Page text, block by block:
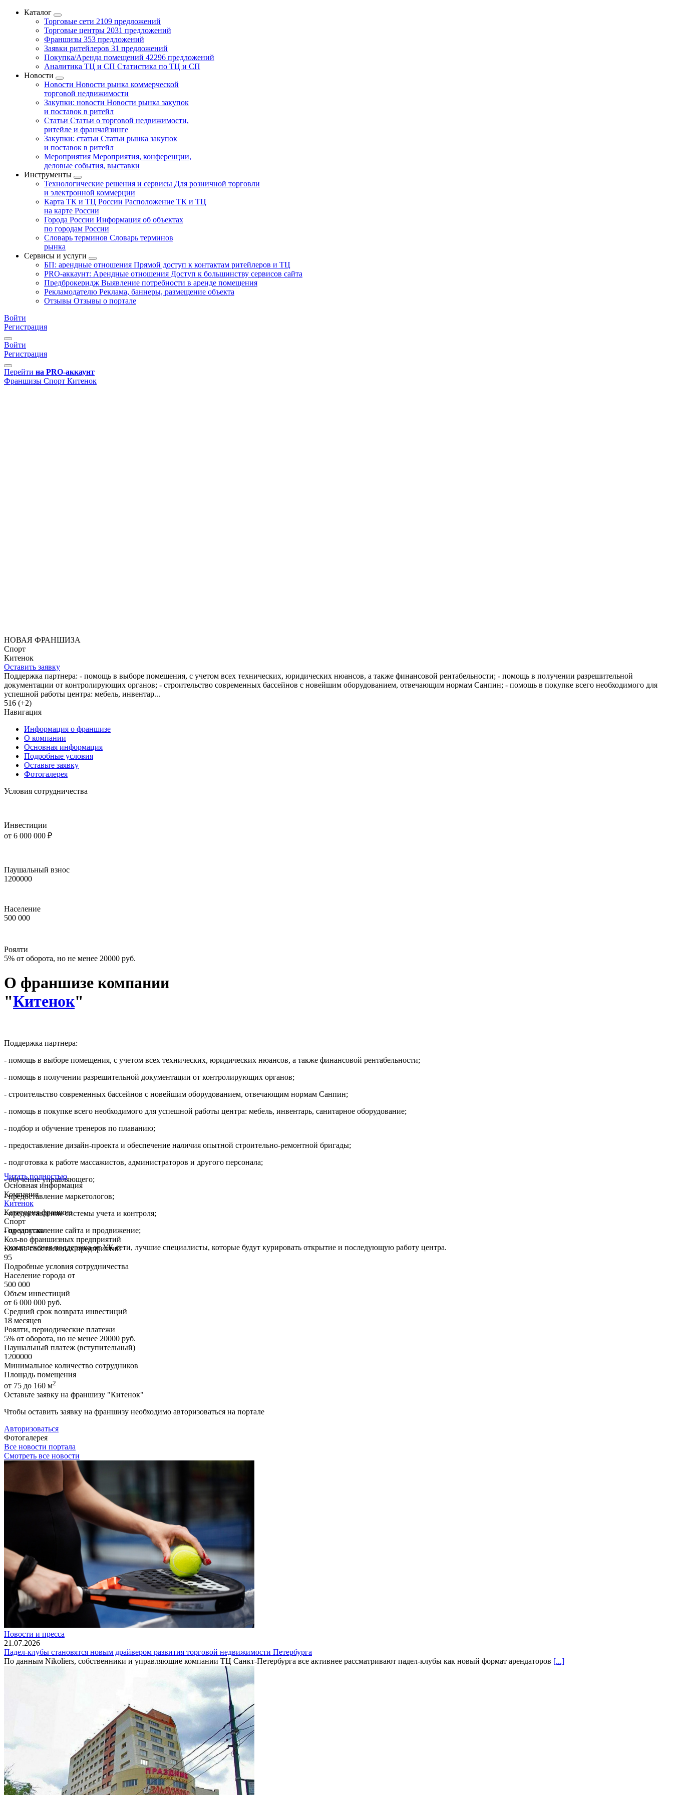
Каталог
Торговые сети 2109 предложений
Торговые центры 2031 предложений
Франшизы 353 предложений
Заявки ритейлеров 31 предложений
Покупка/Аренда помещений 42296 предложений
Аналитика ТЦ и СП Статистика по ТЦ и СП
Новости
Новости Новости рынка коммерческой
торговой недвижимости
Закупки: новости Новости рынка закупок
и поставок в ритейл
Статьи Статьи о торговой недвижимости,
ритейле и франчайзинге
Закупки: статьи Статьи рынка закупок
и поставок в ритейл
Мероприятия Мероприятия, конференции,
деловые события, выставки
Инструменты
Технологические решения и сервисы Для розничной торговли
и электронной коммерции
Карта ТК и ТЦ России Расположение ТК и ТЦ
на карте России
Города России Информация об объектах
по городам России
Словарь терминов Словарь терминов
рынка
Сервисы и услуги
БП: арендные отношения Прямой доступ к контактам ритейлеров и ТЦ
PRO-аккаунт: Арендные отношения Доступ к большинству сервисов сайта
Предброкеридж Выявление потребности в аренде помещения
Рекламодателю Реклама, баннеры, размещение объекта
Отзывы Отзывы о портале
Войти
Регистрация
Войти
Регистрация
Перейти на PRO-аккаунт
Франшизы Спорт Китенок
НОВАЯ ФРАНШИЗА
Спорт
Китенок
Оставить заявку
Поддержка партнера: - помощь в выборе помещения, с учетом всех технических, юридических нюансов, а также финансовой рентабельности; - помощь в получении разрешительной
документации от контролирующих органов; - строительство современных бассейнов с новейшим оборудованием, отвечающим нормам Санпин; - помощь в покупке всего необходимого для
успешной работы центра: мебель, инвентар...
516 (+2)
Навигация
Информация о франшизе
О компании
Основная информация
Подробные условия
Оставьте заявку
Фотогалерея
Условия сотрудничества
Инвестиции
от 6 000 000 ₽
Паушальный взнос
1200000
Население
500 000
Роялти
5% от оборота, но не менее 20000 руб.
О франшизе компании
"Китенок"
Поддержка партнера:
- помощь в выборе помещения, с учетом всех технических, юридических нюансов, а также финансовой рентабельности;
- помощь в получении разрешительной документации от контролирующих органов;
- строительство современных бассейнов с новейшим оборудованием, отвечающим нормам Санпин;
- помощь в покупке всего необходимого для успешной работы центра: мебель, инвентарь, санитарное оборудование;
- подбор и обучение тренеров по плаванию;
- предоставление дизайн-проекта и обеспечение наличия опытной строительно-ремонтной бригады;
- подготовка к работе массажистов, администраторов и другого персонала;
- обучение управляющего;
- предоставление маркетологов;
- предоставление системы учета и контроля;
- предоставление сайта и продвижение;
- комплексная поддержка от УК сети, лучшие специалисты, которые будут курировать открытие и последующую работу центра.
Читать полностью
Основная информация
Компания
Китенок
Категория франшиз
Спорт
Год запуска
Кол-во франшизных предприятий
Кол-во собственных предприятий
95
Подробные условия сотрудничества
Население города от
500 000
Объем инвестиций
от 6 000 000 руб.
Средний срок возврата инвестиций
18 месяцев
Роялти, периодические платежи
5% от оборота, но не менее 20000 руб.
Паушальный платеж (вступительный)
1200000
Минимальное количество сотрудников
Площадь помещения
от 75 до 160 м2
Оставьте заявку на франшизу "Китенок"
Чтобы оставить заявку на франшизу необходимо авторизоваться на портале
Авторизоваться
Фотогалерея
Все новости портала
Смотреть все новости
Новости и пресса
21.07.2026
Падел-клубы становятся новым драйвером развития торговой недвижимости Петербурга
По данным Nikoliers, собственники и управляющие компании ТЦ Санкт-Петербурга все активнее рассматривают падел-клубы как новый формат арендаторов [...]